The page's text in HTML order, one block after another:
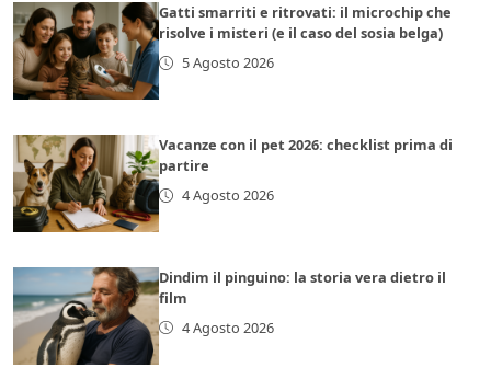
Gatti smarriti e ritrovati: il microchip che
risolve i misteri (e il caso del sosia belga)
5 Agosto 2026
Vacanze con il pet 2026: checklist prima di
partire
4 Agosto 2026
Dindim il pinguino: la storia vera dietro il
film
4 Agosto 2026